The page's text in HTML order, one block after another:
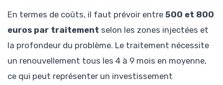
En termes de coûts, il faut prévoir entre 500 et 800
euros par traitement selon les zones injectées et
la profondeur du problème. Le traitement nécessite
un renouvellement tous les 4 à 9 mois en moyenne,
ce qui peut représenter un investissement